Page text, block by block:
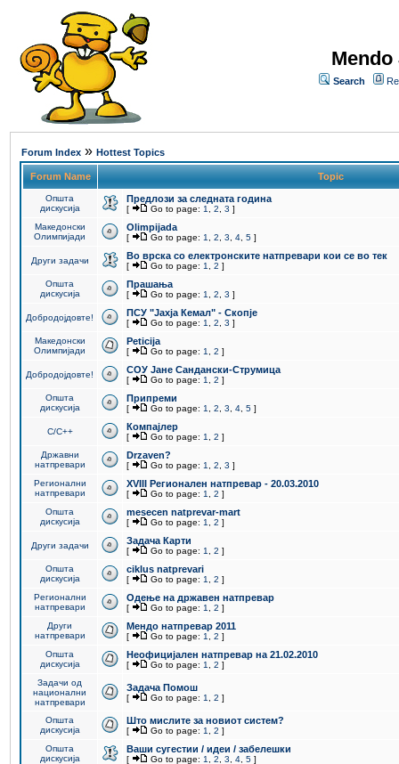
Search
Forum Index » Hottest Topics
Forum Name Topic
Општа
дискусија
Предлози за следната година
[ Go to page: 1 2 3 ]
Македонски
Олимпијади
Olimpijada
[ Go to page: 1 2 3 4 5 ]
Други задачи Во врска со електронските натпревари кои се во тек
[ Go to page: 1 2 ]
Општа
дискусија
Прашања
[ Go to page: 1 2 3 ]
Добродојдовте! ПCУ "Јахја Кемал" - Скопје
[ Go to page: 1 2 3 ]
Македонски
Олимпијади
Peticija
[ Go to page: 1 2 ]
Добродојдовте! СОУ Јане Сандански-Струмица
[ Go to page: 1 2 ]
Општа
дискусија
Припреми
[ Go to page: 1 2 3 4 5 ]
C/C++ Компајлер
[ Go to page: 1 2 ]
Државни
натпревари
Drzaven?
[ Go to page: 1 2 3 ]
Регионални
натпревари
XVIII Регионален натпревар - 20.03.2010
[ Go to page: 1 2 ]
Општа
дискусија
mesecen natprevar-mart
[ Go to page: 1 2 ]
Други задачи Задача Карти
[ Go to page: 1 2 ]
Општа
дискусија
ciklus natprevari
[ Go to page: 1 2 ]
Регионални
натпревари
Одење на државен натпревар
[ Go to page: 1 2 ]
Други
натпревари
Мендо натпревар 2011
[ Go to page: 1 2 ]
Општа
дискусија
Неофицијален натпревар на 21.02.2010
[ Go to page: 1 2 ]
Задачи од
национални
натпревари
Задача Помош
[ Go to page: 1 2 ]
Општа
дискусија
Што мислите за новиот систем?
[ Go to page: 1 2 ]
Општа
дискусија
Ваши сугестии / идеи / забелешки
[ Go to page: 1 2 3 4 5 ]